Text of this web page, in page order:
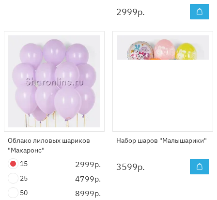
2999р.
Облако лиловых шариков
"Макаронс"
15
2999р.
25 4799р.
50 8999р.
Набор шаров "Малышарики"
3599р.